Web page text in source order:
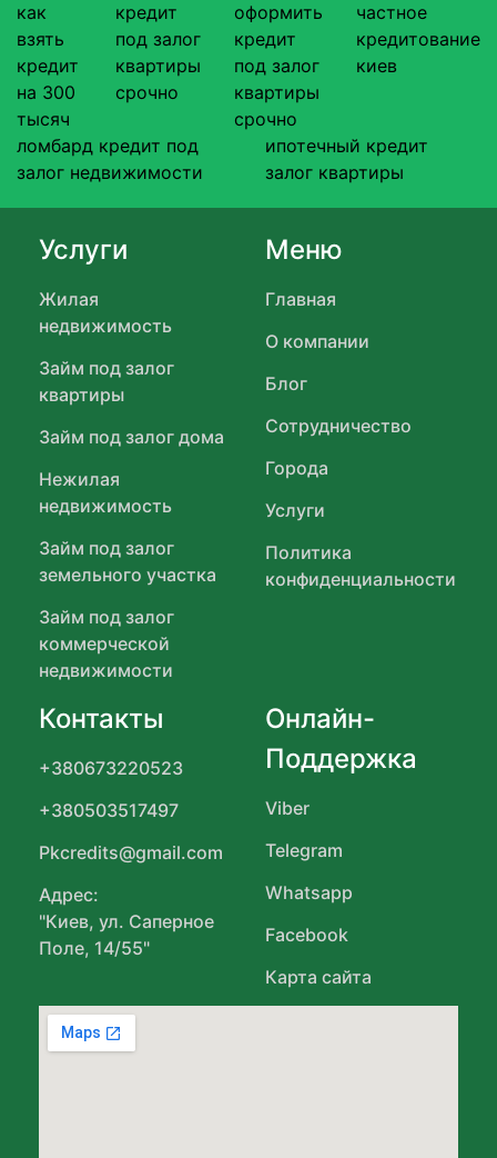
как
взять
кредит
на 300
тысяч
кредит
под залог
квартиры
срочно
оформить
кредит
под залог
квартиры
срочно
частное
кредитование
киев
ломбард кредит под
залог недвижимости
ипотечный кредит
залог квартиры
Услуги
Жилая
недвижимость
Займ под залог
квартиры
Займ под залог дома
Нежилая
недвижимость
Займ под залог
земельного участка
Займ под залог
коммерческой
недвижимости
Меню
Главная
О компании
Блог
Сотрудничество
Города
Услуги
Политика
конфиденциальности
Контакты
+380673220523
+380503517497
Pkcredits@gmail.com
Адрес:
"Киев, ул. Саперное
Поле, 14/55"
Онлайн-
Поддержка
Viber
Telegram
Whatsapp
Facebook
Карта сайта